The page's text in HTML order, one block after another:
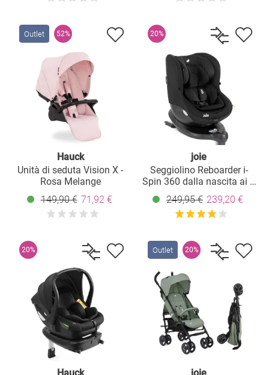
Outlet 52%
Hauck
Unità di seduta Vision X -
Rosa Melange
149,90 € 71,92 €
20%
joie
Seggiolino Reboarder i-
Spin 360 dalla nascita ai 4
anni (40 cm - 105 cm) con
base Isofix e riduttore di
seduta - Shale
249,95 € 239,20 €
20% Outlet 20%